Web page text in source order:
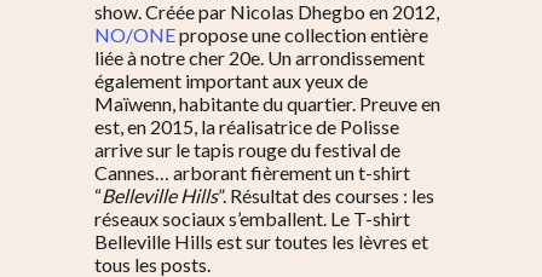
show. Créée par Nicolas Dhegbo en 2012,
NO/ONEpropose une collection entière
liée à notre cher 20e. Un arrondissement
également important aux yeux de
Maïwenn, habitante du quartier. Preuve en
est, en 2015, la réalisatrice de Polisse
arrive sur le tapis rouge du festival de
Cannes… arborant fièrement un t-shirt
“Belleville Hills”. Résultat des courses : les
réseaux sociaux s’emballent. Le T-shirt
Belleville Hills est sur toutes les lèvres et
tous les posts.